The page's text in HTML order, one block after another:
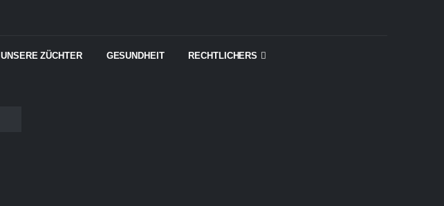
UNSERE ZÜCHTER GESUNDHEIT RECHTLICHERS